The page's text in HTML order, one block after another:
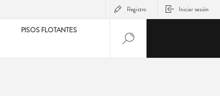
Registro Iniciar sesión
PISOS FLOTANTES